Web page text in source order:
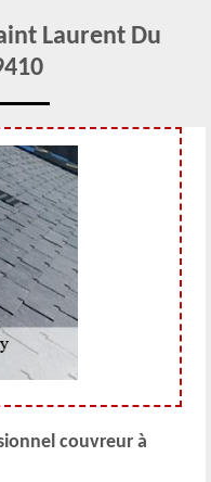
Laurent Du
couvreur à